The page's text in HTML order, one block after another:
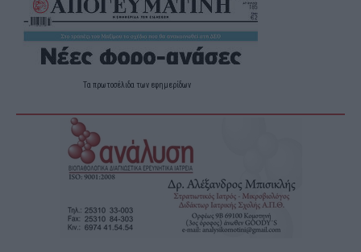
Τα πρωτοσέλιδα των εφημερίδων